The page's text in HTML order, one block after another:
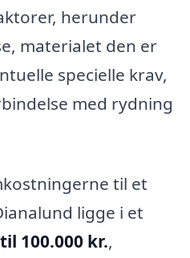
herunder
materialet den er
specielle krav,
med rydning
til et
ligge i et
100.000 kr.,